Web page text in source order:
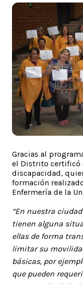
Gracias al
el Distrito certificó
discapacidad,
formación
Enfermería de la
“En nuestra
tienen alguna
ellas de forma
limitar su
básicas, por
que pueden